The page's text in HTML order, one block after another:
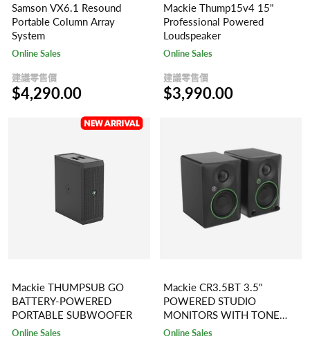
Samson VX6.1 Resound
Portable Column Array
System
Online Sales
建議零售價
$4,290.00
Mackie Thump15v4 15"
Professional Powered
Loudspeaker
Online Sales
建議零售價
$3,990.00
Mackie THUMPSUB GO
BATTERY-POWERED
PORTABLE SUBWOOFER
Online Sales
Mackie CR3.5BT 3.5"
POWERED STUDIO
MONITORS WITH TONE
CONTROL AND
Online Sales